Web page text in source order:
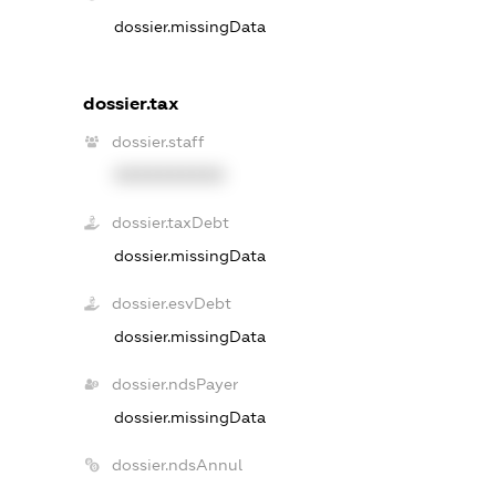
dossier.missingData
dossier.tax
dossier.staff
dossier.taxDebt
dossier.missingData
dossier.esvDebt
dossier.missingData
dossier.ndsPayer
dossier.missingData
dossier.ndsAnnul